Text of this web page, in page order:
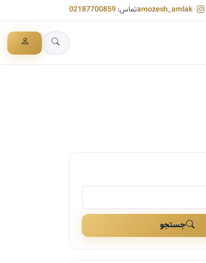
تماس: 02187700859
جستجو